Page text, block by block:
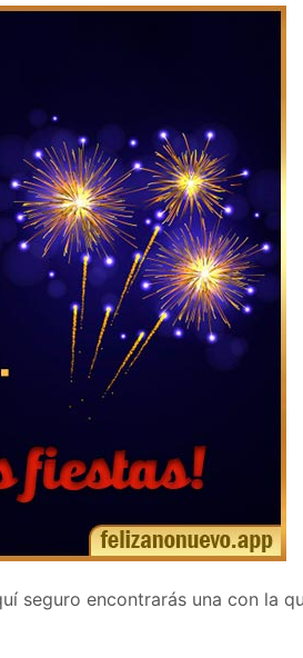
seguro encontrarás una con la